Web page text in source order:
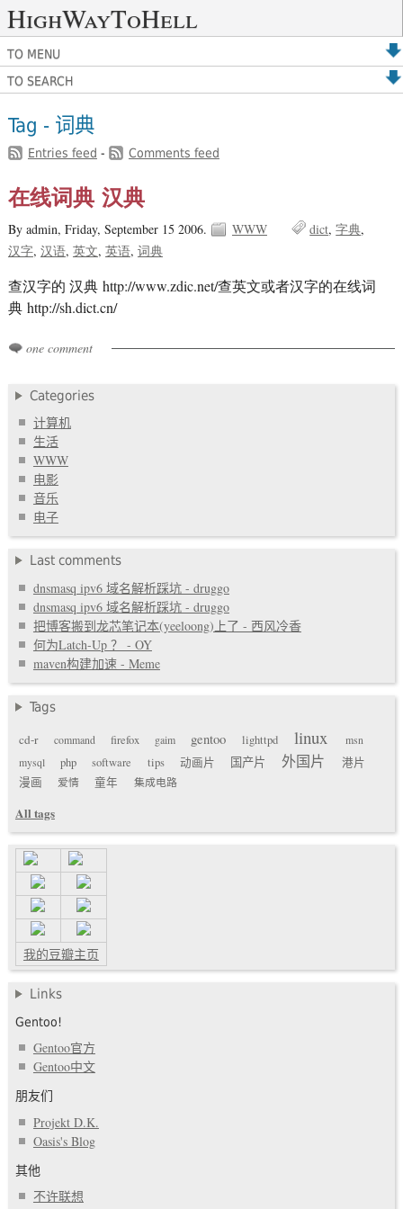
HighWayToHell
TO MENU
TO SEARCH
Tag - 词典
Entries feed - Comments feed
在线词典 汉典
By admin, Friday, September 15 2006. WWW dict 字典
汉字 汉语 英文 英语 词典
查汉字的 汉典 http://www.zdic.net/查英文或者汉字的在线词
典 http://sh.dict.cn/
one comment
Categories
计算机
生活
WWW
电影
音乐
电子
Last comments
dnsmasq ipv6 域名解析踩坑 - druggo
dnsmasq ipv6 域名解析踩坑 - druggo
把博客搬到龙芯笔记本(yeeloong)上了 - 西风冷香
何为Latch-Up ？ - OY
maven构建加速 - Meme
Tags
cd-r
command firefox gaim gentoo lighttpd linux
msn
mysql
php software tips 动画片 国产片 外国片
港片
漫画
爱情 童年 集成电路
All tags
我的豆瓣主页
Links
Gentoo!
Gentoo官方
Gentoo中文
朋友们
Projekt D.K.
Oasis's Blog
其他
不许联想